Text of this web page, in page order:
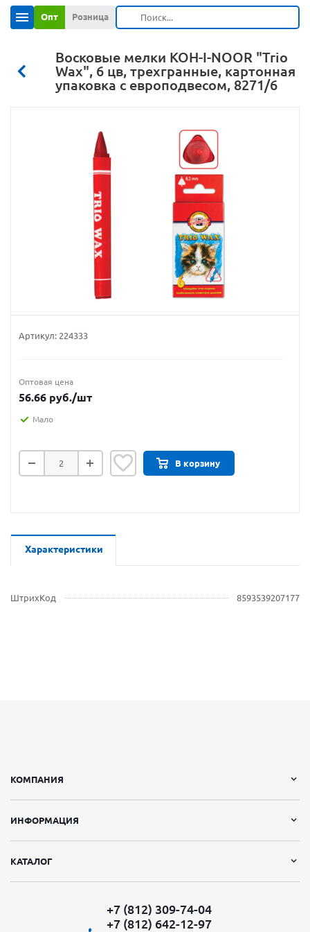
Опт Розница
Восковые мелки KOH-I-NOOR "Trio
Wax", 6 цв, трехгранные, картонная
упаковка с европодвесом, 8271/6
Артикул: 224333
Оптовая цена
56.66 руб./шт
Мало
В корзину
Характеристики
ШтрихКод 8593539207177
КОМПАНИЯ
ИНФОРМАЦИЯ
КАТАЛОГ
+7 (812) 309-74-04
+7 (812) 642-12-97